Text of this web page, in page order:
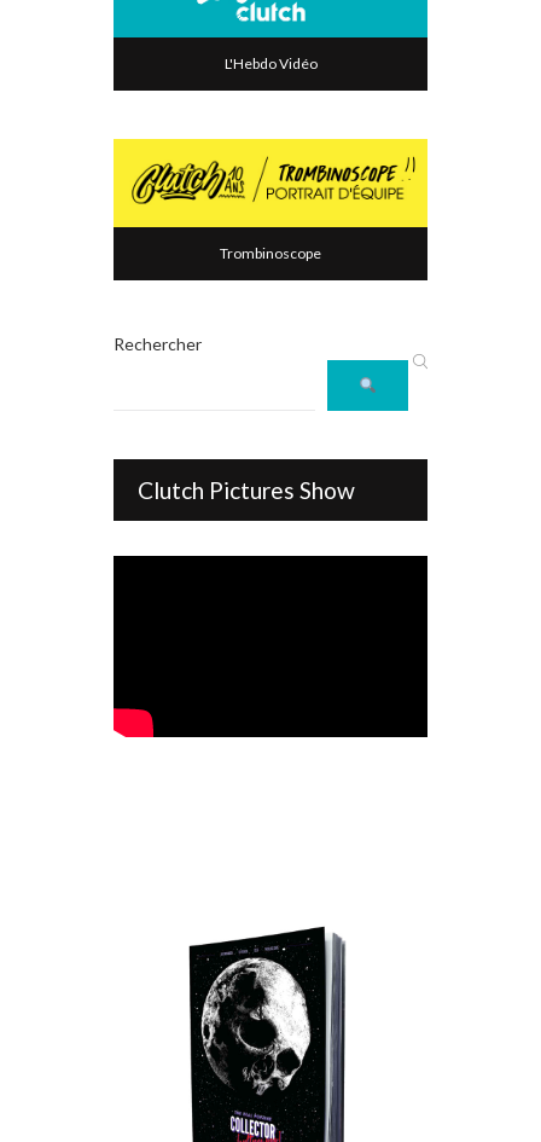
L'Hebdo Vidéo
Trombinoscope
Rechercher
Clutch Pictures Show